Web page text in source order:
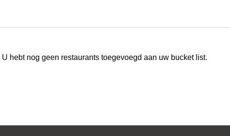
U hebt nog geen restaurants toegevoegd aan uw bucket list.